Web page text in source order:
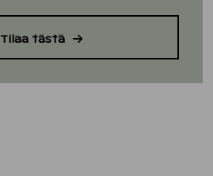
Tilaa tästä